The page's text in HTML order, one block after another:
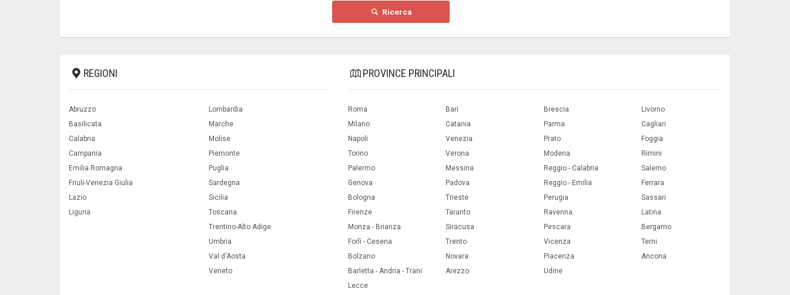
Ricerca
REGIONI
Abruzzo
Basilicata
Calabria
Campania
Emilia Romagna
Friuli-Venezia Giulia
Lazio
Liguria
Lombardia
Marche
Molise
Piemonte
Puglia
Sardegna
Sicilia
Toscana
Trentino-Alto Adige
Umbria
Val d'Aosta
Veneto
PROVINCE PRINCIPALI
Roma
Milano
Napoli
Torino
Palermo
Genova
Bologna
Firenze
Monza - Brianza
Forlì - Cesena
Bolzano
Barletta - Andria - Trani
Lecce
Bari
Catania
Venezia
Verona
Messina
Padova
Trieste
Taranto
Siracusa
Trento
Novara
Arezzo
Brescia
Parma
Prato
Modena
Reggio - Calabria
Reggio - Emilia
Perugia
Ravenna
Pescara
Vicenza
Piacenza
Udine
Livorno
Cagliari
Foggia
Rimini
Salerno
Ferrara
Sassari
Latina
Bergamo
Terni
Ancona